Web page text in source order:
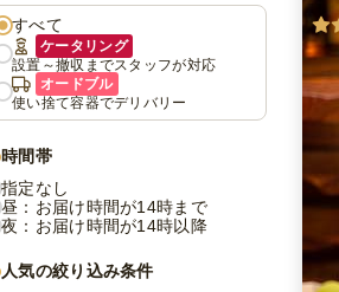
すべて
ケータリング
設置～撤収までスタッフが対応
オードブル
使い捨て容器でデリバリー
時間帯
指定なし
昼：お届け時間が14時まで
夜：お届け時間が14時以降
人気の絞り込み条件